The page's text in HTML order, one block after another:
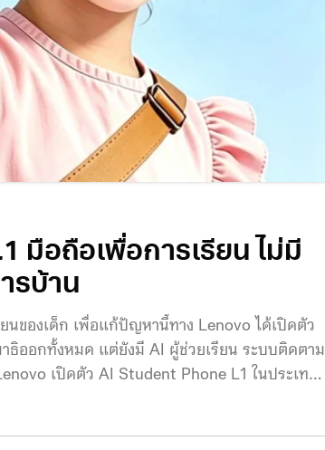
มือถือเพื่อการเรียน ไม่มี
รบ้าน
ของเด็ก เพื่อแก้ปัญหานี้ทาง Lenovo ได้เปิดตัว
ธิออกทั้งหมด แต่ยังมี AI ผู้ช่วยเรียน ระบบติดตาม
เปิดตัว AI Student Phone L1 ในประเทศ